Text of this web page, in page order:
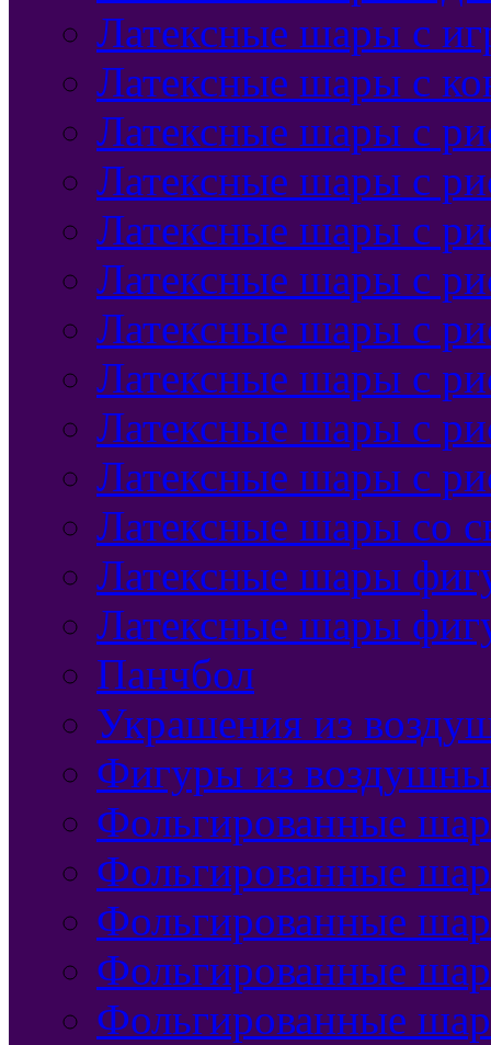
Латексные шары с
Латексные шары с
Латексные шары с
Латексные шары с
Латексные шары с
Латексные шары с
Латексные шары с
Латексные шары с
Латексные шары с
Латексные шары с
Латексные шары со
Латексные шары
Латексные шары
Панчбол
Украшения из
Фигуры из
Фольгированные
Фольгированные
Фольгированные
Фольгированные
Фольгированные